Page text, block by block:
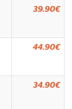
39.90€
44.90€
34.90€